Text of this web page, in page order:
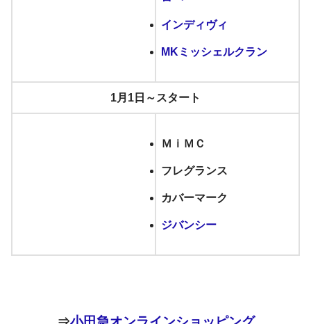
インディヴィ
MKミッシェルクラン
1月1日～スタート
ＭｉＭＣ
フレグランス
カバーマーク
ジバンシー